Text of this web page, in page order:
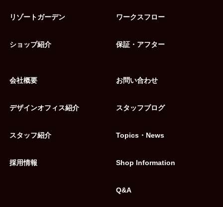
リゾートガーデン
ショップ紹介
ワークスフロー
保証・アフター
会社概要
デザインオフィス紹介
スタッフ紹介
採用情報
お問い合わせ
スタッフブログ
Topics・News
Shop Information
Q&A